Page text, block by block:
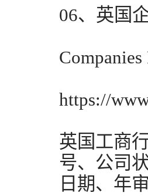
06、英国
https://
英国工商
号、公司
日期、年